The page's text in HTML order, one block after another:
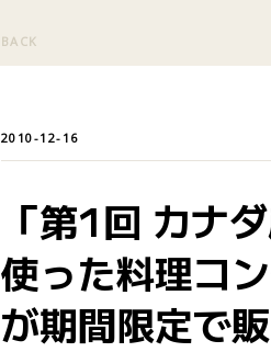
BACK
2010-12-16
「第1回 カナ
使った料理コ
が期間限定で